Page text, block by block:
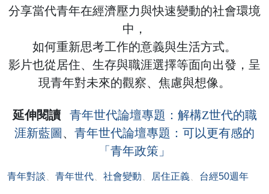
分享當代青年在經濟壓力與快速變動的社會環境
中，
如何重新思考工作的意義與生活方式。
影片也從居住、生存與職涯選擇等面向出發，呈
現青年對未來的觀察、焦慮與想像。
延伸閱讀
青年世代論壇專題：解構Z世代的職
涯新藍圖 、 青年世代論壇專題：可以更有感的
「青年政策」
青年對談 青年世代 社會變動 居住正義 台經50週年